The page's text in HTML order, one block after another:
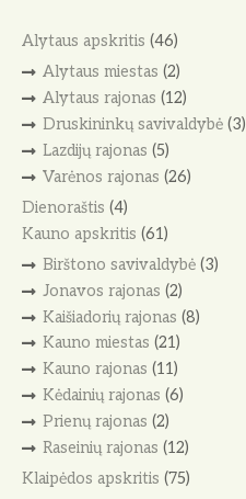
Alytaus apskritis (46)
Alytaus miestas (2)
Alytaus rajonas (12)
Druskininkų savivaldybė(3)
Lazdijų rajonas (5)
Varėnos rajonas (26)
Dienoraštis (4)
Kauno apskritis (61)
Birštono savivaldybė(3)
Jonavos rajonas (2)
Kaišiadorių rajonas (8)
Kauno miestas (21)
Kauno rajonas (11)
Kėdainių rajonas (6)
Prienų rajonas (2)
Raseinių rajonas (12)
Klaipėdos apskritis (75)